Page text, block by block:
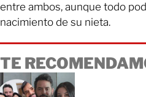
entre ambos, aunque todo
nacimiento de su nieta.
TE